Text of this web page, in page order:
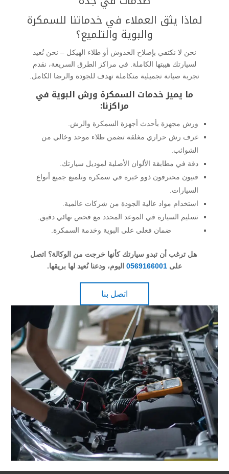
لماذا يثق العملاء في خدماتنا للسمكرة
والبوية والتلميع؟
نحن لا نكتفي بإصلاح الخدوش أو طلاء الهيكل – نحن نُعيد
لسيارتك هيبتها الكاملة. في مراكز الطرق السريعة، نقدم
تجربة صيانة تجميلية متكاملة تهدف للجودة والرضا الكامل.
ما يميز خدمات السمكرة ورش البوية في
مراكزنا:
ورش مجهزة بأحدث أجهزة السمكرة والرش.
غرف رش حراري مغلقة تضمن طلاء موحد وخالي من
الشوائب.
دقة في مطابقة الألوان الأصلية لموديل سيارتك.
فنيون محترفون ذوو خبرة في سمكرة وتلميع جميع أنواع
السيارات.
استخدام مواد عالية الجودة من شركات عالمية.
تسليم السيارة في الموعد المحدد مع فحص نهائي دقيق.
ضمان فعلي على البوية وخدمة السمكرة.
هل ترغب أن تبدو سيارتك كأنها خرجت من الوكالة؟ اتصل
على 0569166001 اليوم، ودعنا نُعيد لها بريقها.
اتصل بنا